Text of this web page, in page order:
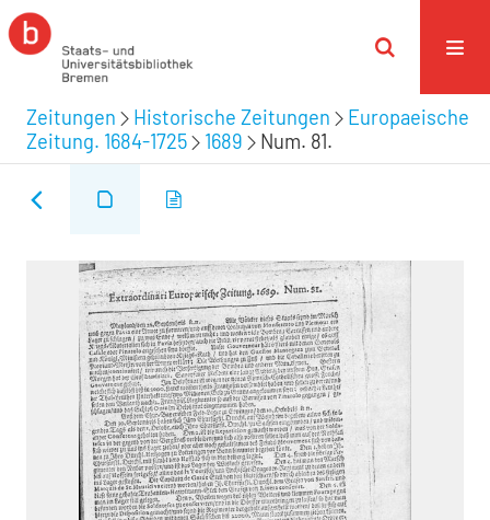
Zeitungen Historische Zeitungen
Europaeische
Zeitung. 1684-1725
1689 Num. 81.